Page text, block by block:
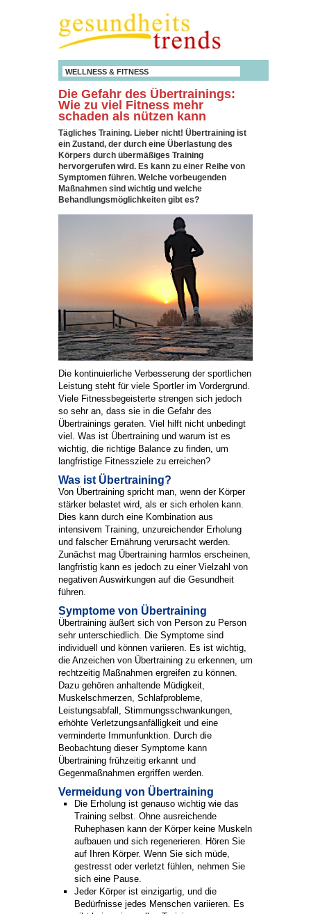
WELLNESS & FITNESS
Die Gefahr des Übertrainings:
Wie zu viel Fitness mehr
schaden als nützen kann
Tägliches Training. Lieber nicht! Übertraining ist
ein Zustand, der durch eine Überlastung des
Körpers durch übermäßiges Training
hervorgerufen wird. Es kann zu einer Reihe von
Symptomen führen. Welche vorbeugenden
Maßnahmen sind wichtig und welche
Behandlungsmöglichkeiten gibt es?
Die kontinuierliche Verbesserung der sportlichen
Leistung steht für viele Sportler im Vordergrund.
Viele Fitnessbegeisterte strengen sich jedoch
so sehr an, dass sie in die Gefahr des
Übertrainings geraten. Viel hilft nicht unbedingt
viel. Was ist Übertraining und warum ist es
wichtig, die richtige Balance zu finden, um
langfristige Fitnessziele zu erreichen?
Was ist Übertraining?
Von Übertraining spricht man, wenn der Körper
stärker belastet wird, als er sich erholen kann.
Dies kann durch eine Kombination aus
intensivem Training, unzureichender Erholung
und falscher Ernährung verursacht werden.
Zunächst mag Übertraining harmlos erscheinen,
langfristig kann es jedoch zu einer Vielzahl von
negativen Auswirkungen auf die Gesundheit
führen.
Symptome von Übertraining
Übertraining äußert sich von Person zu Person
sehr unterschiedlich. Die Symptome sind
individuell und können variieren. Es ist wichtig,
die Anzeichen von Übertraining zu erkennen, um
rechtzeitig Maßnahmen ergreifen zu können.
Dazu gehören anhaltende Müdigkeit,
Muskelschmerzen, Schlafprobleme,
Leistungsabfall, Stimmungsschwankungen,
erhöhte Verletzungsanfälligkeit und eine
verminderte Immunfunktion. Durch die
Beobachtung dieser Symptome kann
Übertraining frühzeitig erkannt und
Gegenmaßnahmen ergriffen werden.
Vermeidung von Übertraining
Die Erholung ist genauso wichtig wie das
Training selbst. Ohne ausreichende
Ruhephasen kann der Körper keine Muskeln
aufbauen und sich regenerieren. Hören Sie
auf Ihren Körper. Wenn Sie sich müde,
gestresst oder verletzt fühlen, nehmen Sie
sich eine Pause.
Jeder Körper ist einzigartig, und die
Bedürfnisse jedes Menschen variieren. Es